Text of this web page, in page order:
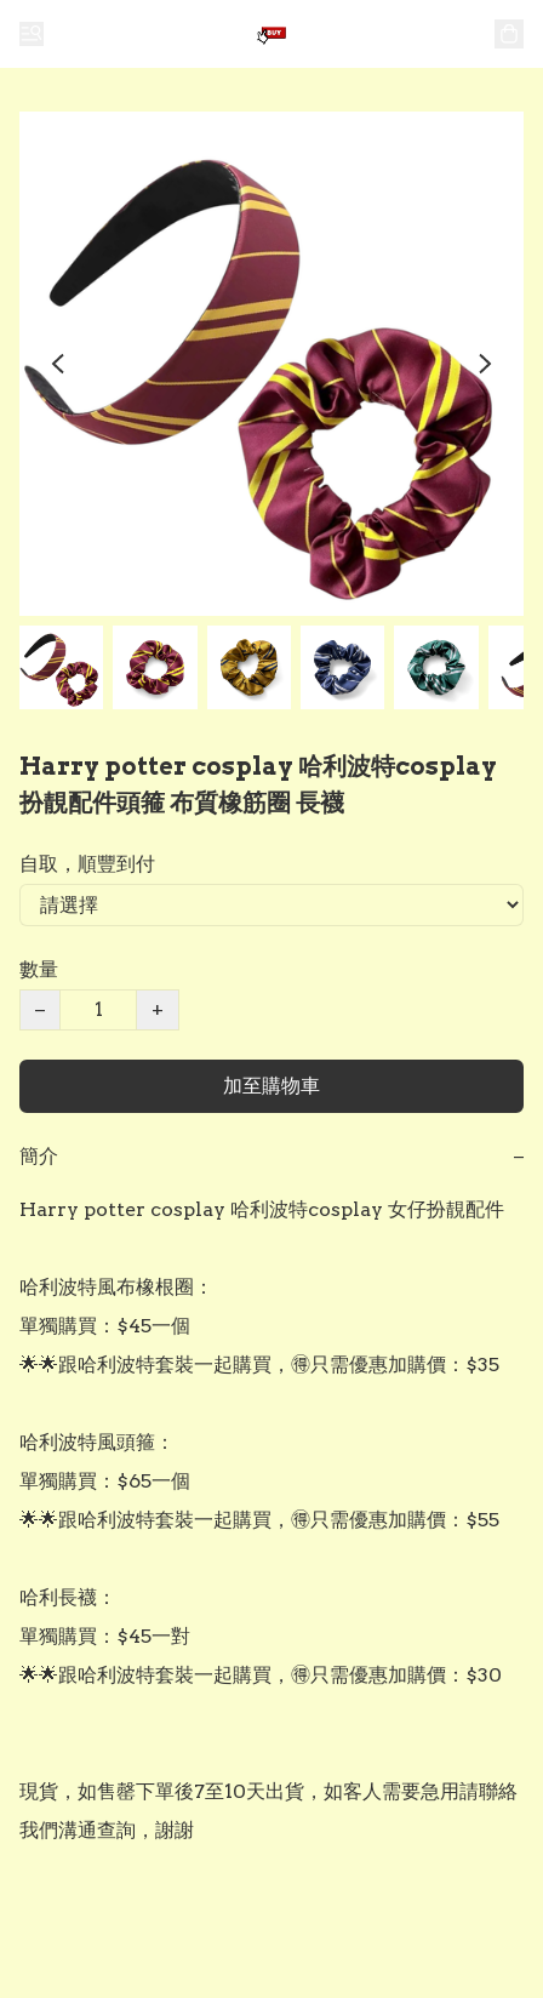
Harry potter cosplay 哈利波特cosplay
扮靚配件頭箍 布質橡筋圈 長襪
自取，順豐到付
數量
−
+
加至購物車
簡介 −
Harry potter cosplay 哈利波特cosplay 女仔扮靚配件
哈利波特風布橡根圈：
單獨購買：$45一個
🌟🌟跟哈利波特套裝一起購買，🉐只需優惠加購價：$35
哈利波特風頭箍：
單獨購買：$65一個
🌟🌟跟哈利波特套裝一起購買，🉐只需優惠加購價：$55
哈利長襪：
單獨購買：$45一對
🌟🌟跟哈利波特套裝一起購買，🉐只需優惠加購價：$30
現貨，如售罄下單後7至10天出貨，如客人需要急用請聯絡
我們溝通查詢，謝謝